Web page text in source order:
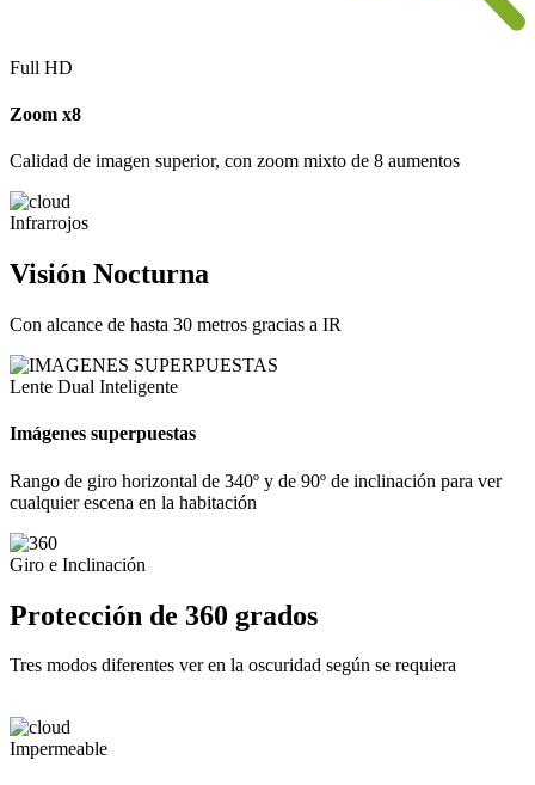
Full HD
Zoom x8
Calidad de imagen superior, con zoom mixto de 8 aumentos
Infrarrojos
Visión Nocturna
Con alcance de hasta 30 metros gracias a IR
Lente Dual Inteligente
Imágenes superpuestas
Rango de giro horizontal de 340º y de 90º de inclinación para ver
cualquier escena en la habitación
Giro e Inclinación
Protección de 360 grados
Tres modos diferentes ver en la oscuridad según se requiera
Impermeable